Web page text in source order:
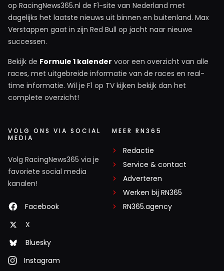
op RacingNews365.nl de F1-site van Nederland met
dagelijks het laatste nieuws uit binnen en buitenland. Max
Verstappen gaat in zijn Red Bull op jacht naar nieuwe
successen.
Bekijk de Formule 1 kalender voor een overzicht van alle
races, met uitgebreide informatie van de races en real-
time informatie. Wil je F1 op TV kijken bekijk dan het
complete overzicht!
VOLG ONS VIA SOCIAL
MEDIA
Volg RacingNews365 via je
favoriete social media
kanalen!
Facebook
X
Bluesky
Instagram
MEER RN365
Redactie
Service & contact
Adverteren
Werken bij RN365
RN365.agency